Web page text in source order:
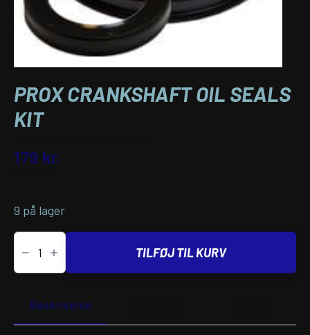
PROX CRANKSHAFT OIL SEALS
KIT
179 kr.
9 på lager
PROX
CRANKSHAFT
OIL
SEALS
TILFØJ TIL KURV
Beskrivelse